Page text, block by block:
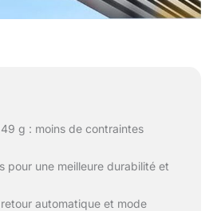
g : moins de contraintes
pour une meilleure durabilité et
automatique et mode